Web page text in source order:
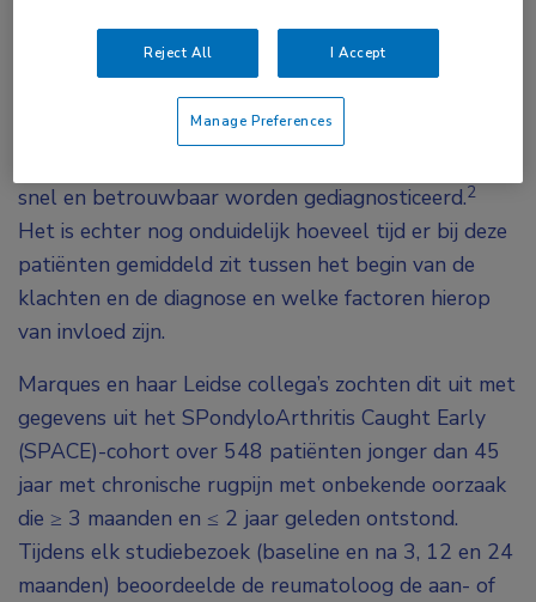
Wanneer patiënten minder dan 2 jaar last hebben
van chronische rugpijn en met een verdenking op
axiale spondyloartritis (axSpA) worden
snel en betrouwbaar worden gediagnosticeerd.2
Het is echter nog onduidelijk hoeveel tijd er bij deze
patiënten gemiddeld zit tussen het begin van de
klachten en de diagnose en welke factoren hierop
van invloed zijn.
Marques en haar Leidse collega’s zochten dit uit met
gegevens uit het SPondyloArthritis Caught Early
(SPACE)-cohort over 548 patiënten jonger dan 45
jaar met chronische rugpijn met onbekende oorzaak
die ≥ 3 maanden en ≤ 2 jaar geleden ontstond.
Tijdens elk studiebezoek (baseline en na 3, 12 en 24
maanden) beoordeelde de reumatoloog de aan- of
Reject All I Accept
Manage Preferences